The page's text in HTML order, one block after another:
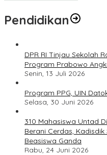
Pendidikan
DPR RI Tinjau Sekolah
Program Prabowo
Senin, 13 Juli 2026
Program PPG, UIN
Selasa, 30 Juni 2026
310 Mahasiswa Untad
Berani Cerdas,
Beasiswa Ganda
Rabu, 24 Juni 2026